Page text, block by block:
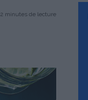
2 minutes de lecture